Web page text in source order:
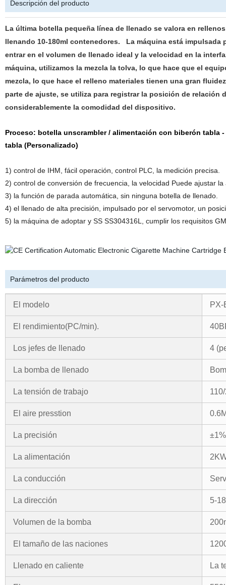
Descripción del producto
La última botella pequeña línea de llenado se valora en
llenando 10-180ml contenedores.
La máquina está impulsada
entrar en el volumen de llenado ideal y la velocidad en la
máquina, utilizamos la mezcla la tolva, lo que hace que el
mezcla, lo que hace el relleno materiales tienen una gran
parte de ajuste, se utiliza para registrar la posición de
considerablemente la comodidad del dispositivo.
Proceso: botella unscrambler / alimentación con biberón
tabla (Personalizado)
1) control de IHM, fácil operación, control PLC, la medición precisa.
2) control de conversión de frecuencia, la velocidad Puede ajustar
3) la función de parada automática, sin ninguna botella de llenado.
4) el llenado de alta precisión, impulsado por el servomotor, un
5) la máquina de adoptar y SS SS304316L, cumplir los requisitos
Parámetros del producto
El modelo PX-
El rendimiento(PC/min).
Los jefes de llenado 4(
La bomba de llenado
La tensión de trabajo
El aire presstion
La precisión ±1%
La alimentación
La conducción
La dirección 5-
Volumen de la bomba
El tamaño de las naciones
Llenado en caliente La